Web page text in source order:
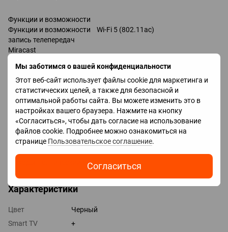
Мы заботимся о вашей конфиденциальности
Этот веб-сайт использует файлы cookie для маркетинга и
статистических целей, а также для безопасной и
оптимальной работы сайта. Вы можете изменить это в
настройках вашего браузера. Нажмите на кнопку
«Согласиться», чтобы дать согласие на использование
файлов cookie. Подробнее можно ознакомиться на
странице Пользовательское соглашение.
Согласиться
Функции и возможности
Функции и возможности Wi-Fi 5 (802.11ac)
запись телепередач
Miracast
поддержка DLNA
управление голосом
Amazon Alexa
Google Assistant
Bixby
Разъемы
Входы USB 2 шт
LAN
Характеристики
Цвет
Черный
Smart TV
+